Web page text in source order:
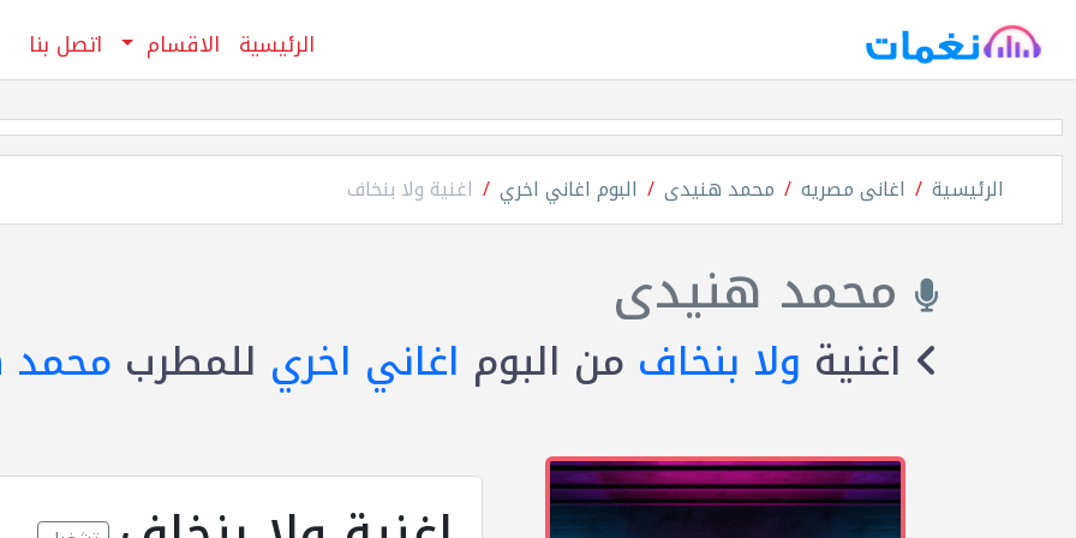
الرئيسية الاقسام اتصل بنا
الرئيسية اغانى مصريه محمد هنيدى البوم اغاني اخري اغنية ولا بنخاف
محمد هنيدى
اغنية ولا بنخاف من البوم اغاني اخري للمطرب محمد